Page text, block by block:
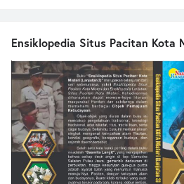
Ensiklopedia Situs Pacitan Kota